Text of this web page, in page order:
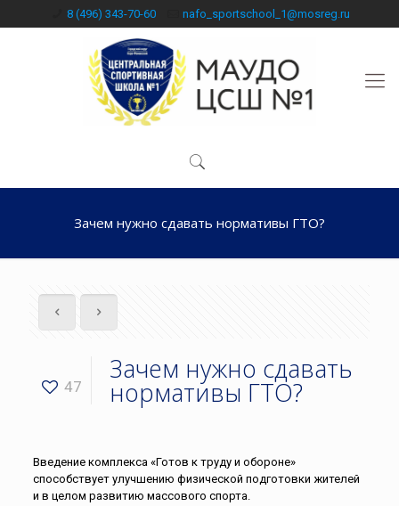
8 (496) 343-70-60 nafo_sportschool_1@mosreg.ru
Зачем нужно сдавать нормативы ГТО?
47
Зачем нужно сдавать
нормативы ГТО?
Введение комплекса «Готов к труду и обороне»
способствует улучшению физической подготовки жителей
и в целом развитию массового спорта.